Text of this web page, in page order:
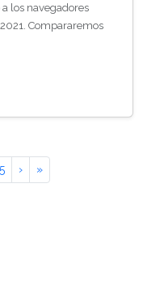
los navegadores
Compararemos
5 › »